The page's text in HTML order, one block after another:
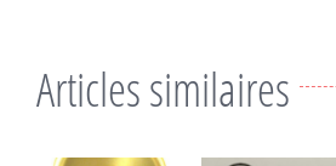
Articles similaires